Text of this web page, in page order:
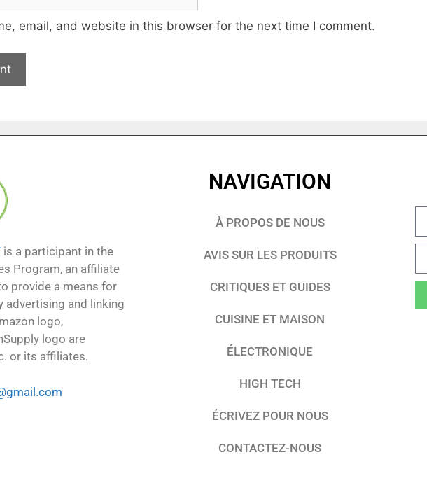
email, and website in this browser for the next time I comment.
is a participant in the
Program, an affiliate
provide a means for
advertising and linking
logo,
logo are
or its affiliates.
NAVIGATION
À PROPOS DE NOUS
AVIS SUR LES PRODUITS
CRITIQUES ET GUIDES
CUISINE ET MAISON
ÉLECTRONIQUE
HIGH TECH
ÉCRIVEZ POUR NOUS
CONTACTEZ-NOUS